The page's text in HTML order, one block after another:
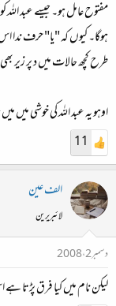
مفتوح عامل ہو۔ جیسے عبد اللہ
ہوگا۔ کیوں کہ "یا" حرف
طرح کچھ حالات میں د پر
اوہو یہ عبد اللہ کی خوشی میں
11
الف عین
لائبریرین
دسمبر 2، 2008
لیکن نام میں کیا فرق پڑتا